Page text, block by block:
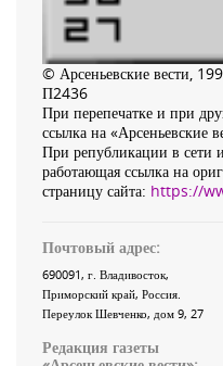
© Арсеньевские вести,
П2436
При перепечатке и при
ссылка на «Арсеньевские
При републикации в сети
работающая ссылка на
страницу сайта: https://
Почтовый адрес:
690091, г. Владивосток,
Приморский край, Россия
Переулок Шевченко, дом 9, 27
Редакция газеты